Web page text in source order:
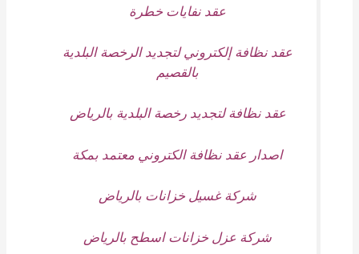
عقد نفايات خطرة
عقد نظافة إلكتروني لتجديد الرخصة البلدية
بالقصيم
عقد نظافة لتجديد رخصة البلدية بالرياض
اصدار عقد نظافة الكتروني معتمد بمكة
شركة غسيل خزانات بالرياض
شركة عزل خزانات اسطح بالرياض